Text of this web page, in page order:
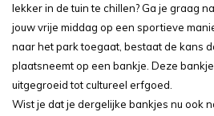
lekker in de tuin te chillen? Ga je graag
jouw vrije middag op een sportieve
naar het park toegaat, bestaat de kans
plaatsneemt op een bankje. Deze
uitgegroeid tot cultureel erfgoed.
Wist je dat je dergelijke bankjes nu ook